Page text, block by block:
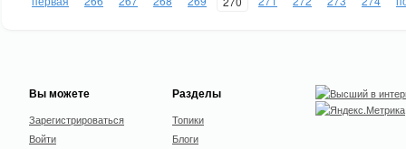
Вы можете
Зарегистрироваться
Войти
Разделы
Топики
Блоги